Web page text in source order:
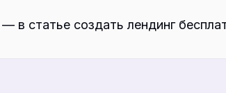
— в статье создать лендинг